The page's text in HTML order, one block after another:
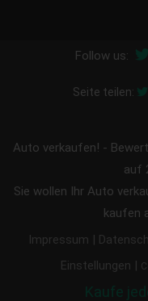
Follow us:
Seite teilen:
Auto verkaufen! -
auf
Sie wollen Ihr Auto
kaufen
Impressum |
Einstellungen |
Kaufe